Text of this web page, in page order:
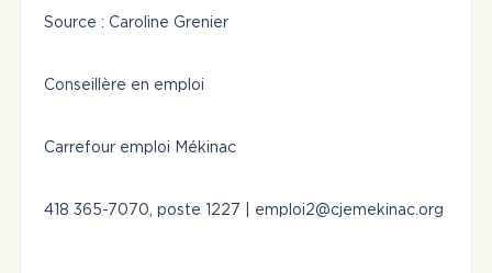
Source : Caroline Grenier
Conseillère en emploi
Carrefour emploi Mékinac
418 365-7070, poste 1227 | emploi2@cjemekinac.org